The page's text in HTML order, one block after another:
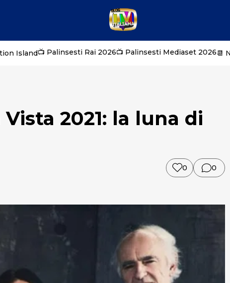
Island📺 Palinsesti Rai 2026📺 Palinsesti Mediaset 2026📆
2021: la luna di
0 0